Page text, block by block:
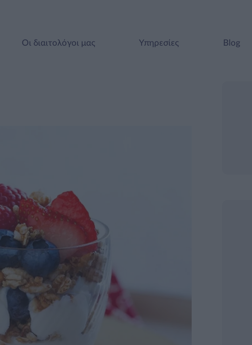
Οι διαιτολόγοι μας Υπηρεσίες Blog